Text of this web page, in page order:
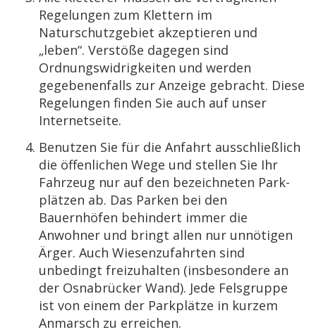
Regelungen zum Klettern im
Naturschutzgebiet akzeptieren und
„leben“. Verstöße dagegen sind
Ordnungswidrigkeiten und werden
gegebenenfalls zur Anzeige gebracht. Diese
Regelungen finden Sie auch auf unser
Internetseite.
Benutzen Sie für die Anfahrt ausschließlich
die öffenlichen Wege und stellen Sie Ihr
Fahrzeug nur auf den bezeichneten Park­
plätzen ab. Das Parken bei den
Bauernhöfen behindert immer die
Anwohner und bringt allen nur unnötigen
Ärger. Auch Wie­senzufahrten sind
unbedingt freizuhalten (insbesondere an
der Osnabrücker Wand). Jede Felsgruppe
ist von einem der Parkplätze in kurzem
Anmarsch zu erreichen.